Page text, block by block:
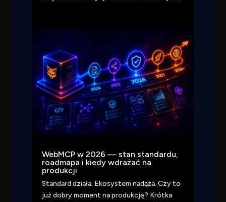
WebMCP w 2026 — stan standardu,
roadmapa i kiedy wdrażać na
produkcji
Standard działa. Ekosystem nadąża. Czy to
już dobry moment na produkcję? Krótka